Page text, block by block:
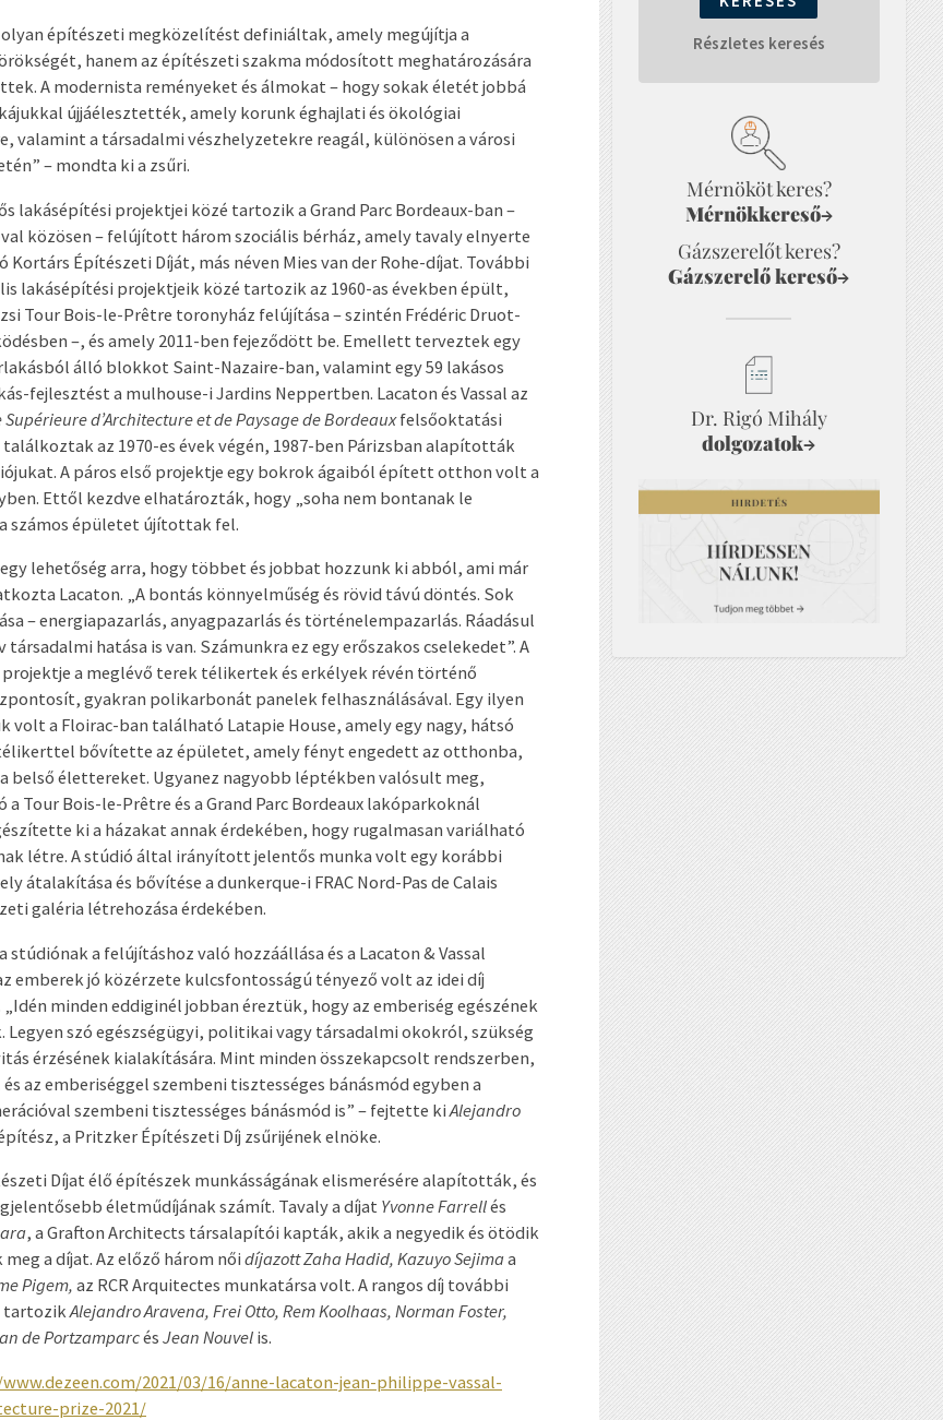
olyan építészeti megközelítést definiáltak, amely megújítja a
hanem az építészeti szakma módosított meghatározására
A modernista reményeket és álmokat – hogy sokak életét jobbá
újjáélesztették, amely korunk éghajlati és ökológiai
valamint a társadalmi vészhelyzetekre reagál, különösen a városi
– mondta ki a zsűri.
lakásépítési projektjei közé tartozik a Grand Parc Bordeaux-ban –
közösen – felújított három szociális bérház, amely tavaly elnyerte
Kortárs Építészeti Díját, más néven Mies van der Rohe-díjat. További
lakásépítési projektjeik közé tartozik az 1960-as években épült,
Tour Bois-le-Prêtre toronyház felújítása – szintén Frédéric Druot-
–, és amely 2011-ben fejeződött be. Emellett terveztek egy
álló blokkot Saint-Nazaire-ban, valamint egy 59 lakásos
fejlesztést a mulhouse-i Jardins Neppertben. Lacaton és Vassal az
d’Architecture et de Paysage de Bordeauxfelsőoktatási
az 1970-es évek végén, 1987-ben Párizsban alapították
A páros első projektje egy bokrok ágaiból épített otthon volt a
Ettől kezdve elhatározták, hogy „soha nem bontanak le
számos épületet újítottak fel.
lehetőség arra, hogy többet és jobbat hozzunk ki abból, ami már
Lacaton. „A bontás könnyelműség és rövid távú döntés. Sok
– energiapazarlás, anyagpazarlás és történelempazarlás. Ráadásul
társadalmi hatása is van. Számunkra ez egy erőszakos cselekedet”. A
a meglévő terek télikertek és erkélyek révén történő
gyakran polikarbonát panelek felhasználásával. Egy ilyen
volt a Floirac-ban található Latapie House, amely egy nagy, hátsó
bővítette az épületet, amely fényt engedett az otthonba,
belső élettereket. Ugyanez nagyobb léptékben valósult meg,
a Tour Bois-le-Prêtre és a Grand Parc Bordeaux lakóparkoknál
ki a házakat annak érdekében, hogy rugalmasan variálható
létre. A stúdió által irányított jelentős munka volt egy korábbi
átalakítása és bővítése a dunkerque-i FRAC Nord-Pas de Calais
galéria létrehozása érdekében.
stúdiónak a felújításhoz való hozzáállása és a Lacaton & Vassal
emberek jó közérzete kulcsfontosságú tényező volt az idei díj
minden eddiginél jobban éreztük, hogy az emberiség egészének
Legyen szó egészségügyi, politikai vagy társadalmi okokról, szükség
érzésének kialakítására. Mint minden összekapcsolt rendszerben,
az emberiséggel szembeni tisztességes bánásmód egyben a
szembeni tisztességes bánásmód is” – fejtette ki Alejandro
a Pritzker Építészeti Díj zsűrijének elnöke.
Díjat élő építészek munkásságának elismerésére alapították, és
életműdíjának számít. Tavaly a díjat Yvonne Farrellés
, a Grafton Architects társalapítói kapták, akik a negyedik és ötödik
a díjat. Az előző három női díjazott Zaha Hadid, Kazuyo Sejimaa
Pigem,az RCR Arquitectes munkatársa volt. A rangos díj további
tartozikAlejandro Aravena, Frei Otto, Rem Koolhaas, Norman Foster,
de Portzamparcés Jean Nouvel is.
2021/03/16/anne-lacaton-jean-philippe-vassal-
prize-2021/
Részletes keresés
Mérnököt keres?
Mérnökkereső→
Gázszerelőt keres?
Gázszerelő kereső→
Dr. Rigó Mihály
dolgozatok→